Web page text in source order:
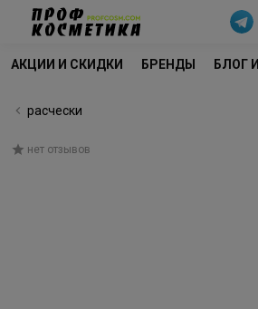
АКЦИИ И СКИДКИ БРЕНДЫ БЛОГ
расчески
нет отзывов